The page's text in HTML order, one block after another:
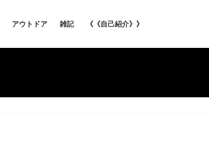
アウトドア 雑記 《《自己紹介》》